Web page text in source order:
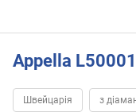
Appella
Швейцарія з